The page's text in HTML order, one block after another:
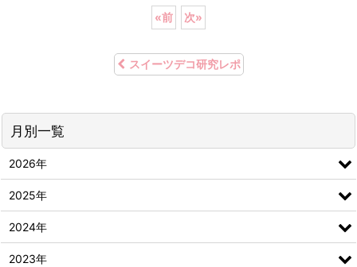
«前 次»
スイーツデコ研究レポ
月別一覧
2026年
2025年
2024年
2023年